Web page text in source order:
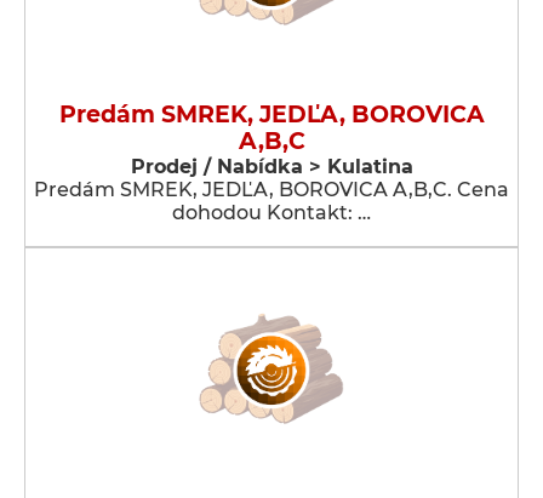
Predám SMREK, JEDĽA, BOROVICA
A,B,C
Prodej / Nabídka > Kulatina
Predám SMREK, JEDĽA, BOROVICA A,B,C. Cena
dohodou Kontakt: …